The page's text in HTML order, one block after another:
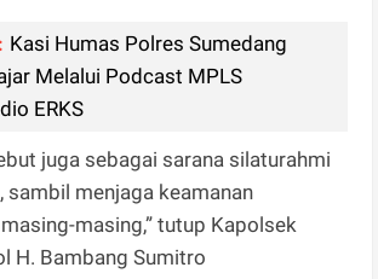
Kasi Humas Polres Sumedang
Melalui Podcast MPLS
ERKS
juga sebagai sarana silaturahmi
sambil menjaga keamanan
masing,” tutup Kapolsek
H. Bambang Sumitro